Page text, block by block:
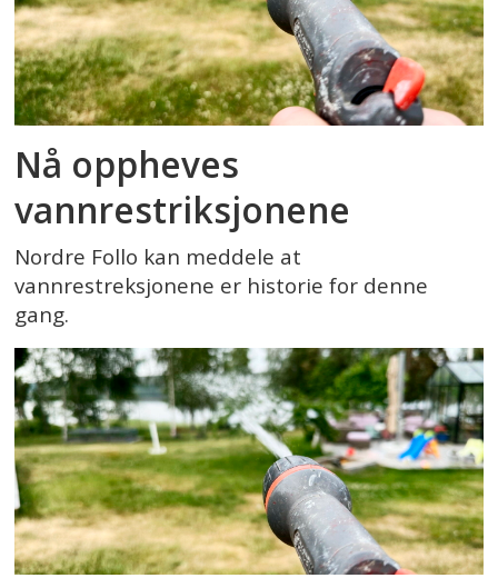
Nå oppheves
vannrestriksjonene
Nordre Follo kan meddele at
vannrestreksjonene er historie for denne
gang.